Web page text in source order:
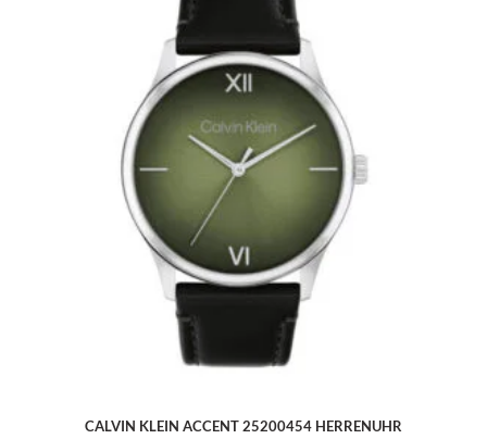
CALVIN KLEIN ACCENT 25200454 HERRENUHR